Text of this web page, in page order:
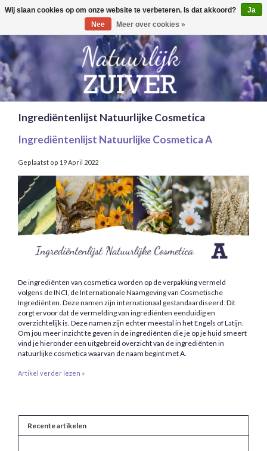
Toggle
0
Ingrediëntenlijst Natuurlijke Cosmetica
Ingrediëntenlijst Natuurlijke Cosmetica A
Geplaatst op 19 April 2022
De ingrediënten van cosmetica worden op de verpakking vermeld
volgens de INCI, de Internationale Naamgeving van Cosmetische
Ingrediënten. Deze namen zijn internationaal gestandaardiseerd. Dit
zorgt ervoor dat de vermelding van ingrediënten eenduidig en
overzichtelijk is. Deze namen zijn echter meestal in het Engels of Latijn.
Om jou meer inzicht te geven in de ingrediënten die je op je huid smeert
vind je hieronder een uitgebreid overzicht van de ingrediënten in
natuurlijke cosmetica waarvan de naam begint met A.
Artikel verder lezen »
Recente artikelen
Wij slaan cookies op om onze website te verbeteren. Is dat akkoord?
Ja
Nee
Meer over cookies »